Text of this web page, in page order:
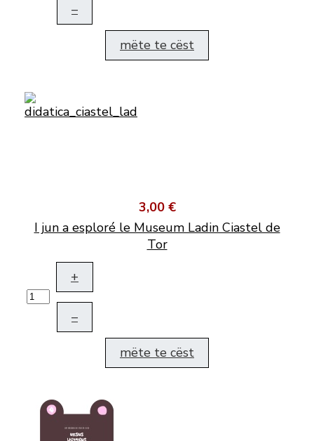
–
mëte te cëst
3,00 €
I jun a esploré le Museum Ladin Ciastel de
Tor
+
–
mëte te cëst